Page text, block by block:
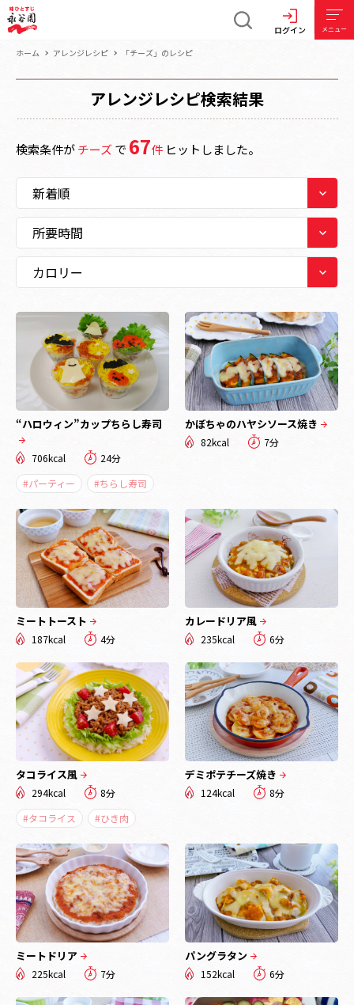
ログイン メニュー
ホーム アレンジレシピ 「チーズ」のレシピ
アレンジレシピ検索結果
検索条件がチーズで 67件 ヒットしました。
“ハロウィン”カップちらし寿司
706kcal
24分
#パーティー
#ちらし寿司
かぼちゃのハヤシソース焼き
82kcal 7分
ミートトースト
187kcal 4分
カレードリア風
235kcal 6分
タコライス風
294kcal
8分
#タコライス
#ひき肉
デミポテチーズ焼き
124kcal 8分
ミートドリア
225kcal 7分
パングラタン
152kcal 6分